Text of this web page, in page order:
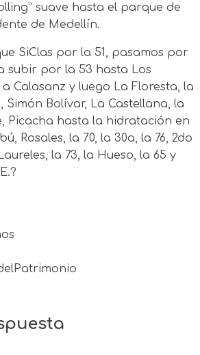
suave hasta el parque de
de Medellín.
SiClas por la 51, pasamos por
subir por la 53 hasta Los
Calasanz y luego La Floresta, la
Simón Bolívar, La Castellana, la
Picacha hasta la hidratación en
Rosales, la 70, la 30a, la 76, 2do
la 73, la Hueso, la 65 y